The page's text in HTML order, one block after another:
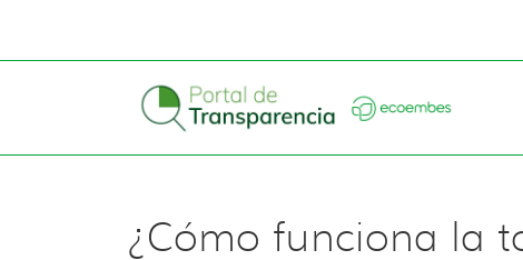
¿Cómo funciona la